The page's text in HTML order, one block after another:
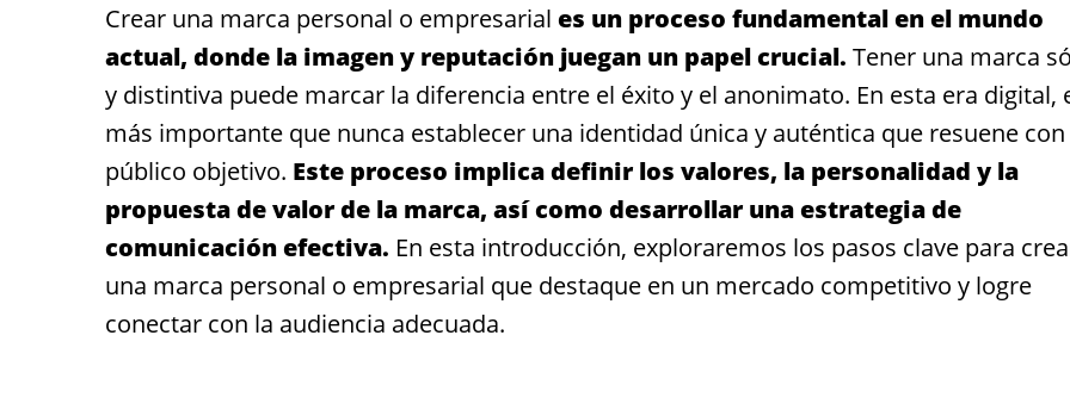
Crear una marca personal o empresarial es un proceso fundamental en el mundo
actual, donde la imagen y reputación juegan un papel crucial. Tener una marca
y distintiva puede marcar la diferencia entre el éxito y el anonimato. En esta era digital,
más importante que nunca establecer una identidad única y auténtica que resuene con
público objetivo. Este proceso implica definir los valores, la personalidad y la
propuesta de valor de la marca, así como desarrollar una estrategia de
comunicación efectiva. En esta introducción, exploraremos los pasos clave para
una marca personal o empresarial que destaque en un mercado competitivo y logre
conectar con la audiencia adecuada.